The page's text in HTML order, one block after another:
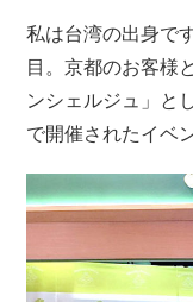
私は台湾の出身で
目。京都のお客様
ンシェルジュ」と
で開催されたイベ